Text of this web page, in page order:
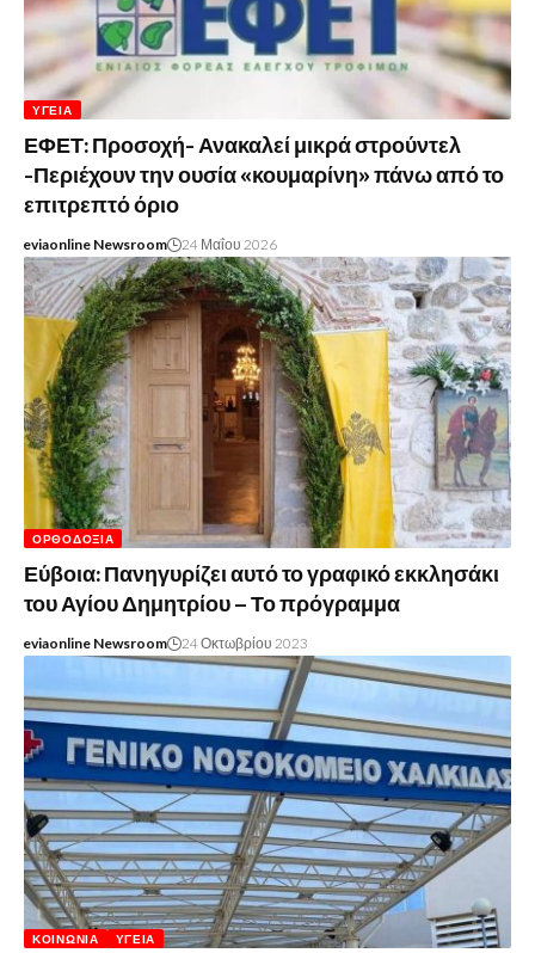
ΥΓΕΊΑ
ΕΦΕΤ: Προσοχή- Ανακαλεί μικρά στρούντελ
-Περιέχουν την ουσία «κουμαρίνη» πάνω από το
επιτρεπτό όριο
eviaonline Newsroom 24 Μαΐου 2026
ΟΡΘΟΔΟΞΊΑ
Εύβοια: Πανηγυρίζει αυτό το γραφικό εκκλησάκι
του Αγίου Δημητρίου – Το πρόγραμμα
eviaonline Newsroom 24 Οκτωβρίου 2023
ΚΟΙΝΩΝΊΑ ΥΓΕΊΑ